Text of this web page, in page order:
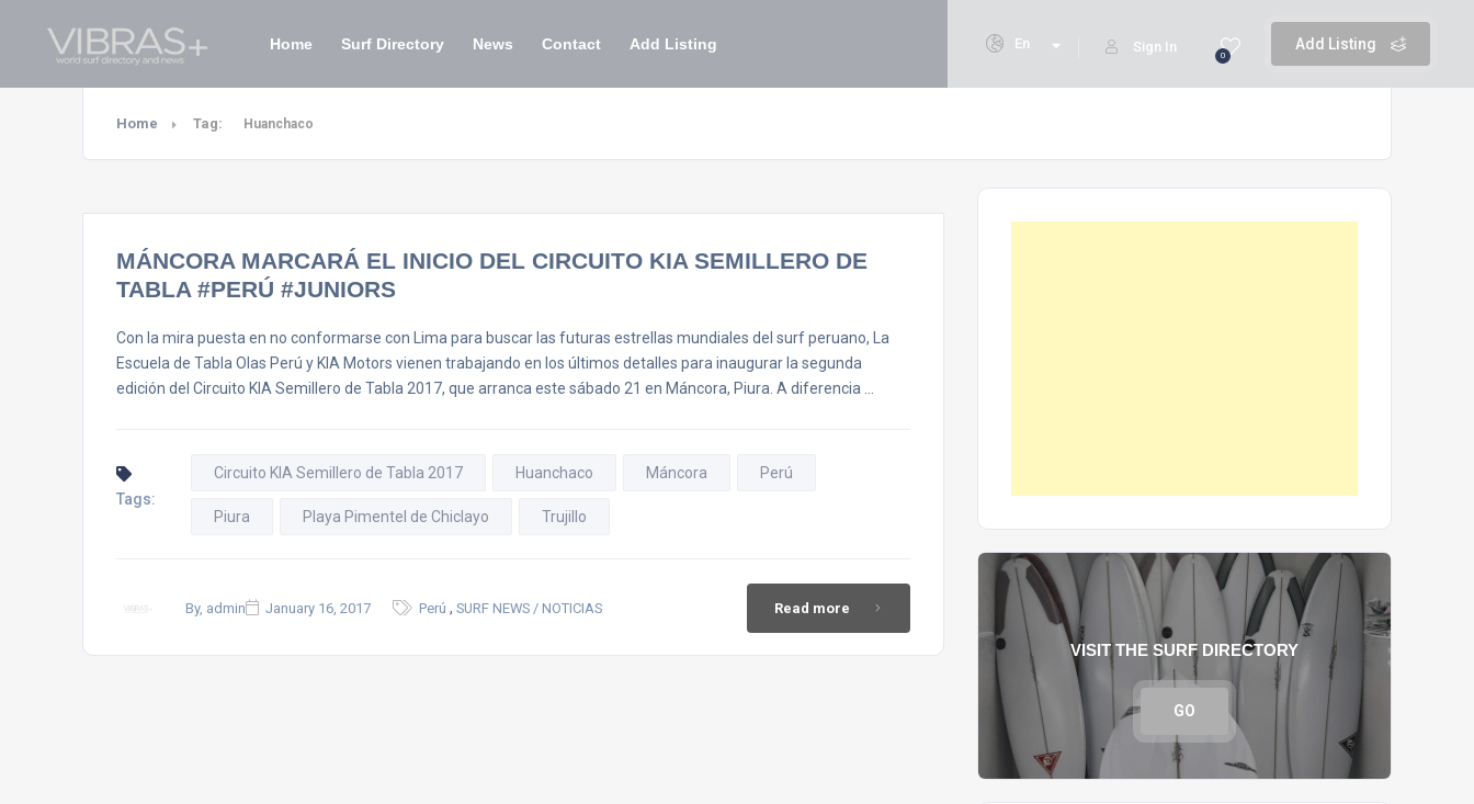
Add Listing
0
Sign In
En
Home Surf Directory News Contact Add Listing
Home Tag: Huanchaco
MÁNCORA MARCARÁ EL INICIO DEL CIRCUITO KIA SEMILLERO DE
TABLA #PERÚ #JUNIORS
Con la mira puesta en no conformarse con Lima para buscar las futuras estrellas mundiales del surf peruano, La
Escuela de Tabla Olas Perú y KIA Motors vienen trabajando en los últimos detalles para inaugurar la segunda
edición del Circuito KIA Semillero de Tabla 2017, que arranca este sábado 21 en Máncora, Piura. A diferencia …
Tags:
Circuito KIA Semillero de Tabla 2017 Huanchaco Máncora Perú
Piura Playa Pimentel de Chiclayo Trujillo
By, admin January 16, 2017 Perú , SURF NEWS / NOTICIAS Read more
VISIT THE SURF DIRECTORY
GO